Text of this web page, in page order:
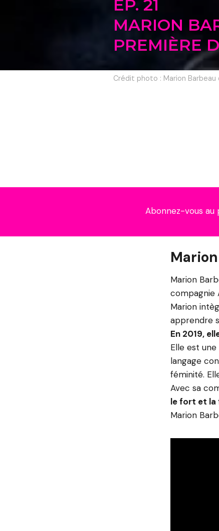
EP. 21
MARION
PREMIÈRE
Crédit photo : Marion
Abonnez-vous au
Marion
compagnie
Marion
apprendre
En 2019,
Elle est
langage
féminité.
Avec sa
le fort et la
Marion